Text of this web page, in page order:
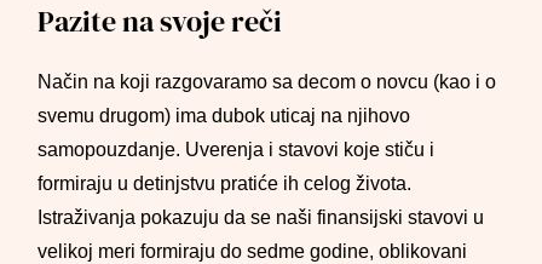
Pazite na svoje reči
Način na koji razgovaramo sa decom o novcu (kao i o
svemu drugom) ima dubok uticaj na njihovo
samopouzdanje. Uverenja i stavovi koje stiču i
formiraju u detinjstvu pratiće ih celog života.
Istraživanja pokazuju da se naši finansijski stavovi u
velikoj meri formiraju do sedme godine, oblikovani